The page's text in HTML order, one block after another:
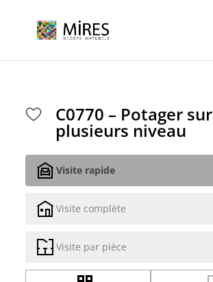
C0770 – Potager sur
plusieurs niveau
Visite rapide
Visite complète
Visite par pièce